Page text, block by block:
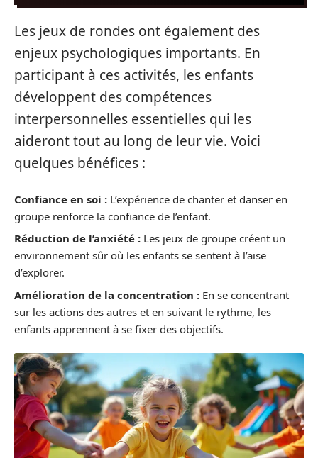
Les jeux de rondes ont également des
enjeux psychologiques importants. En
participant à ces activités, les enfants
développent des compétences
interpersonnelles essentielles qui les
aideront tout au long de leur vie. Voici
quelques bénéfices :
Confiance en soi : L’expérience de chanter et danser en
groupe renforce la confiance de l’enfant.
Réduction de l’anxiété : Les jeux de groupe créent un
environnement sûr où les enfants se sentent à l’aise
d’explorer.
Amélioration de la concentration : En se concentrant
sur les actions des autres et en suivant le rythme, les
enfants apprennent à se fixer des objectifs.